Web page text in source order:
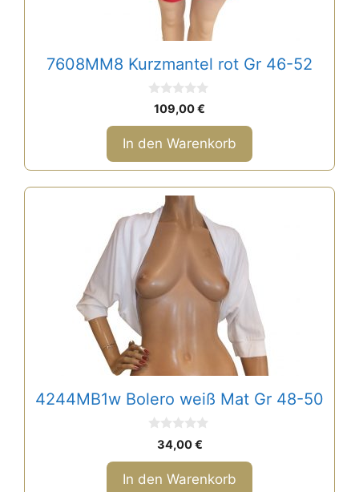
7608MM8 Kurzmantel rot Gr 46-52
0
o
n
5
109,00€
In den Warenkorb
4244MB1w Bolero weiß Mat Gr 48-50
o
n
5
34,00€
In den Warenkorb